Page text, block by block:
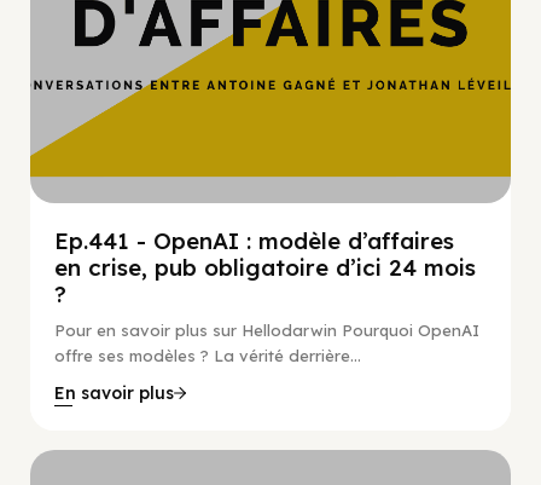
Ep.441 - OpenAI : modèle d’affaires
en crise, pub obligatoire d’ici 24 mois
?
Pour en savoir plus sur Hellodarwin Pourquoi OpenAI
offre ses modèles ? La vérité derrière...
En savoir plus